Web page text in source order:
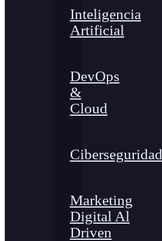
Inteligencia
Artificial
DevOps
&
Cloud
Ciberseguridad
Marketing
Digital Al
Driven